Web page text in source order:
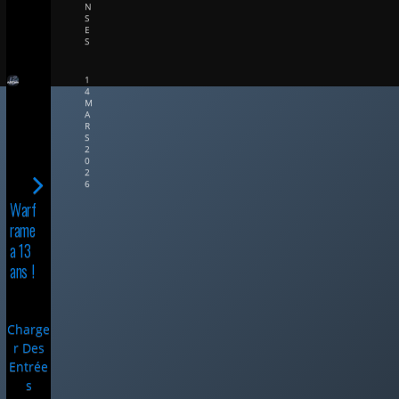
N
S
E
S
1
4
M
A
R
S
2
0
2
6
Warf
rame
a 13
ans !
Charge
R Des
Entrée
S